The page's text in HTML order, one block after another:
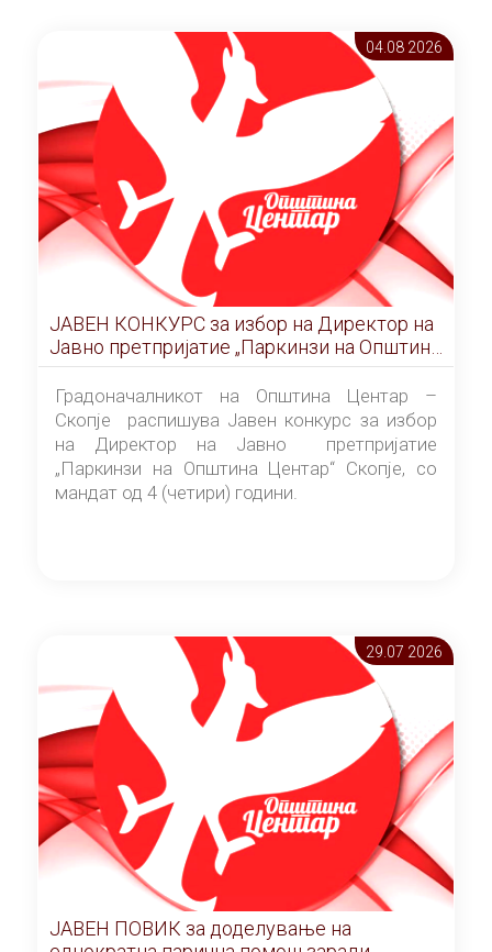
Скопје” број 9/2026), за времетраење од 3
(три) години од денот на потпишувањето на
Договорот за закуп со најповолниот
понудувач.
04.08 2026
ЈАВЕН КОНКУРС за избор на Директор на
Јавно претпријатие „Паркинзи на Општина
Центар“ – Скопје
Градоначалникот на Општина Центар –
Скопје распишува Јавен конкурс за избор
на Директор на Јавно претпријатие
„Паркинзи на Општина Центар“ Скопје, со
мандат од 4 (четири) години.
29.07 2026
ЈАВЕН ПОВИК за доделување на